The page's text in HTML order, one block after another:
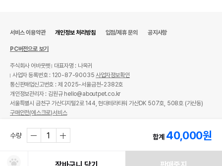
수량 합계 40,000원
서비스 이용약관 개인정보 처리방침 입점/제휴 문의 공지사항
PC버전으로 보기
주식회사 어바웃펫
대표자명 : 나옥귀
사업자 등록번호 : 120-87-90035사업자정보확인
통신판매업신고번호 : 제 2025-서울금천-2382호
개인정보관리자 : 김원규 hello@aboutpet.co.kr
서울특별시 금천구 가산디지털2로 144, 현대테라타워 가산DK 507호, 508호 (가산동)
구매안전(에스크로)서비스